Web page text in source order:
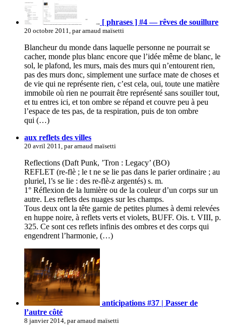
[ phrases ] #4 — rêves de souillure
20 octobre 2011, par arnaud maïsetti
Blancheur du monde dans laquelle personne ne pourrait se
cacher, monde plus blanc encore que l’idée même de blanc, le
sol, le plafond, les murs, mais des murs qui n’entourent rien,
pas des murs donc, simplement une surface mate de choses et
de vie qui ne représente rien, c’est cela, oui, toute une matière
immobile où rien ne pourrait être représenté sans souiller tout,
et tu entres ici, et ton ombre se répand et couvre peu à peu
l’espace de tes pas, de ta respiration, puis de ton ombre
qui (…)
aux reflets des villes
20 avril 2011, par arnaud maïsetti
Reflections (Daft Punk, ’Tron : Legacy’ (BO)
REFLET (re-flè ; le t ne se lie pas dans le parier ordinaire ; au
pluriel, l’s se lie : des re-flè-z argentés) s. m.
1° Réflexion de la lumière ou de la couleur d’un corps sur un
autre. Les reflets des nuages sur les champs.
Tous deux ont la tête garnie de petites plumes à demi relevées
en huppe noire, à reflets verts et violets, BUFF. Ois. t. VIII, p.
325. Ce sont ces reflets infinis des ombres et des corps qui
engendrent l’harmonie, (…)
anticipations #37 | Passer de
l’autre côté
8 janvier 2014, par arnaud maïsetti